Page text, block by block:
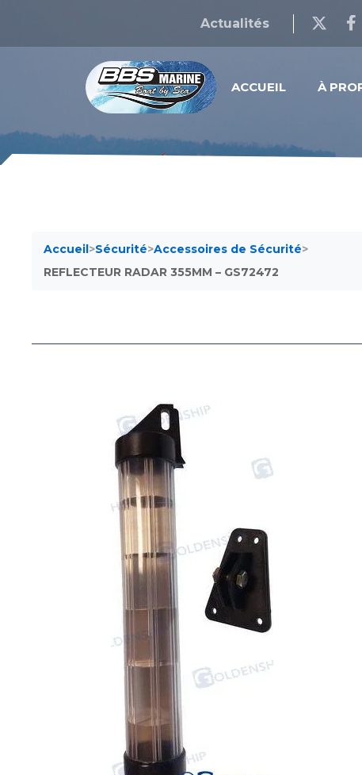
Actualités
ACCUEIL À
Accueil>Sécurité>Accessoires de Sécurité>
REFLECTEUR RADAR 355MM – GS72472